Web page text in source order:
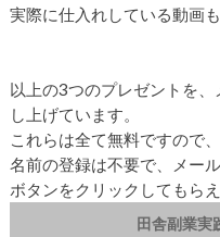
実際に仕入れしている動画
以上の3つのプレゼントを
し上げています。
これらは全て無料ですので
名前の登録は不要で、メー
ボタンをクリックしてもら
田舎副業実